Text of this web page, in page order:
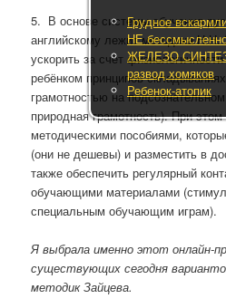
5. В основе системы обучения
английскому лежит методика
ускорить за счёт
ребёнком принципов
грамотностью на
природная грамотность). При этом
методическими пособиями,
(они не дешевы) и разместить в
также обеспечить регулярный
обучающими материалами
специальным обучающим играм).
Я выбрала именно этот онлайн-
существующих сегодня
методик Зайцева.
Грудное
НЕ
ЖЕЛЕЗО
развод хомяков
Ребенок-атопик